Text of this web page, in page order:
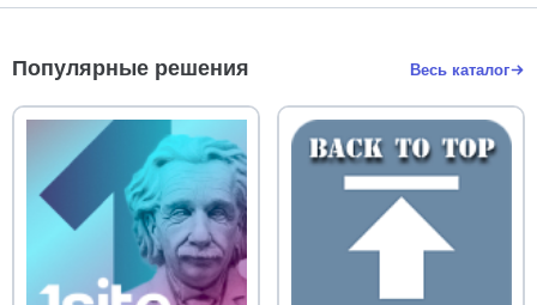
Популярные решения Весь каталог